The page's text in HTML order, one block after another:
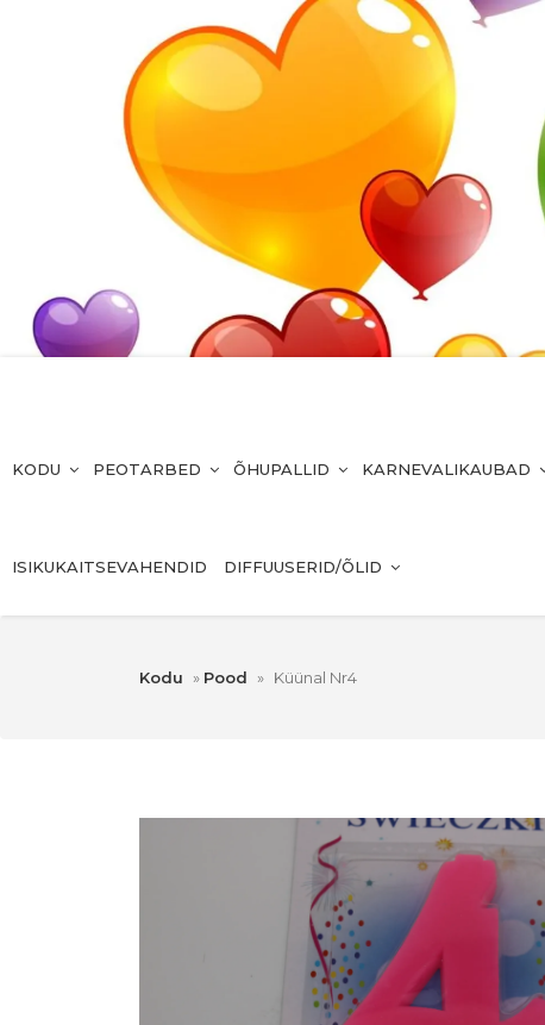
KODU PEOTARBED ÕHUPALLID KARNEVALIKAUBAD
ISIKUKAITSEVAHENDID DIFFUUSERID/ÕLID
Kodu » Pood » Küünal Nr4